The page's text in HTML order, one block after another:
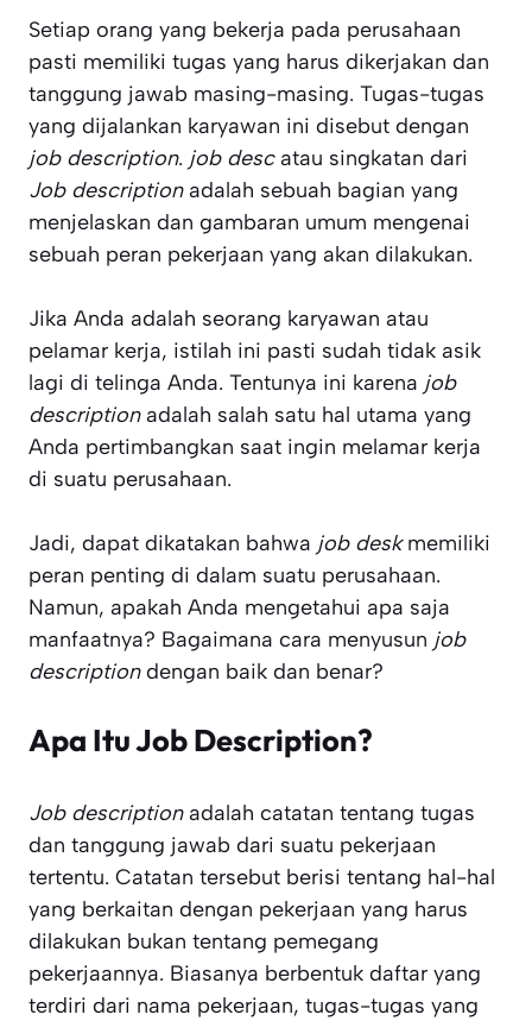
Setiap orang yang bekerja pada perusahaan
pasti memiliki tugas yang harus dikerjakan dan
tanggung jawab masing-masing. Tugas-tugas
yang dijalankan karyawan ini disebut dengan
job description. job descatau singkatan dari
Job descriptionadalah sebuah bagian yang
menjelaskan dan gambaran umum mengenai
sebuah peran pekerjaan yang akan dilakukan.
Jika Anda adalah seorang karyawan atau
pelamar kerja, istilah ini pasti sudah tidak asik
lagi di telinga Anda. Tentunya ini karena job
descriptionadalah salah satu hal utama yang
Anda pertimbangkan saat ingin melamar kerja
di suatu perusahaan.
Jadi, dapat dikatakan bahwa job deskmemiliki
peran penting di dalam suatu perusahaan.
Namun, apakah Anda mengetahui apa saja
manfaatnya? Bagaimana cara menyusun job
descriptiondengan baik dan benar?
Apa Itu Job Description?
Job descriptionadalah catatan tentang tugas
dan tanggung jawab dari suatu pekerjaan
tertentu. Catatan tersebut berisi tentang hal-hal
yang berkaitan dengan pekerjaan yang harus
dilakukan bukan tentang pemegang
pekerjaannya. Biasanya berbentuk daftar yang
terdiri dari nama pekerjaan, tugas-tugas yang